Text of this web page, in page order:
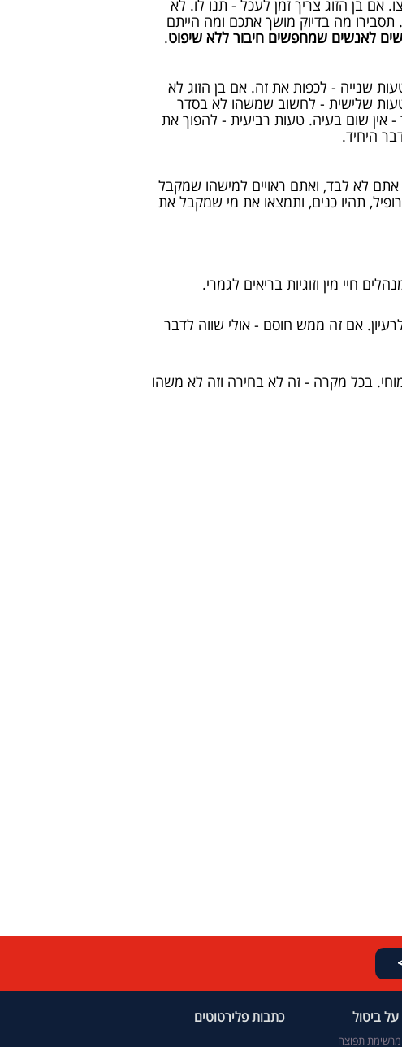
אם בן הזוג צריך זמן לעכל - תנו לו. לא
תסבירו מה בדיוק מושך אתכם ומה הייתם
לאנשים שמחפשים חיבור ללא שיפוט.
שנייה - לכפות את זה. אם בן הזוג לא
שלישית - לחשוב שמשהו לא בסדר
שום בעיה. טעות רביעית - להפוך את
היחיד.
לא לבד, ואתם ראויים למישהו שמקבל
תהיו כנים, ותמצאו את מי שמקבל את
חיי מין וזוגיות בריאים לגמרי.
אם זה ממש חוסם - אולי שווה לדבר
בכל מקרה - זה לא בחירה וזה לא משהו
ביטול
תפוצה
כתבות פלירטוטים